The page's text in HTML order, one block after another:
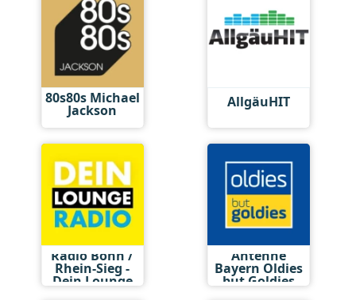
80s80s Michael
Jackson AllgäuHIT
Radio Bonn /
Rhein-Sieg -
Dein Lounge
Antenne
Bayern Oldies
but Goldies